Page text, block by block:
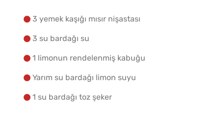
3 yemek kaşığı mısır nişastası
3 su bardağı su
1 limonun rendelenmiş kabuğu
Yarım su bardağı limon suyu
1 su bardağı toz şeker